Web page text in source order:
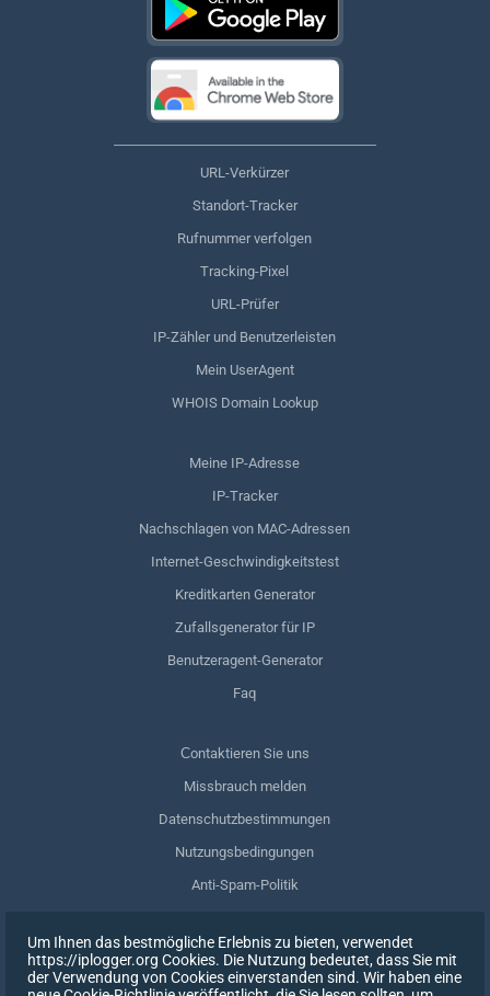
URL-Verkürzer
Standort-Tracker
Rufnummer verfolgen
Tracking-Pixel
URL-Prüfer
IP-Zähler und Benutzerleisten
Mein UserAgent
WHOIS Domain Lookup
Meine IP-Adresse
IP-Tracker
Nachschlagen von MAC-Adressen
Internet-Geschwindigkeitstest
Kreditkarten Generator
Zufallsgenerator für IP
Benutzeragent-Generator
Faq
Сontaktieren Sie uns
Missbrauch melden
Datenschutzbestimmungen
Nutzungsbedingungen
Anti-Spam-Politik
Meine Daten löschen
Zustimmung zurückziehen
Um Ihnen das bestmögliche Erlebnis zu bieten, verwendet
https://iplogger.org Cookies. Die Nutzung bedeutet, dass Sie mit
der Verwendung von Cookies einverstanden sind. Wir haben eine